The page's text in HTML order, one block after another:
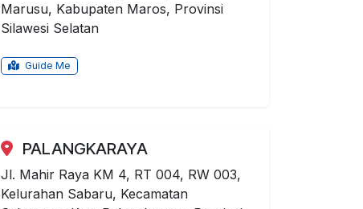
Marusu, Kabupaten Maros, Provinsi
Silawesi Selatan
Guide Me
PALANGKARAYA
Jl. Mahir Raya KM 4, RT 004, RW 003,
Kelurahan Sabaru, Kecamatan